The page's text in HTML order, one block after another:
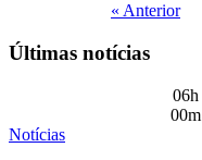
« Anterior
Últimas notícias
06h
00m
Notícias